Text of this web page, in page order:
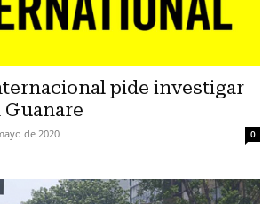
pide investigar
Guanare
de 2020 0